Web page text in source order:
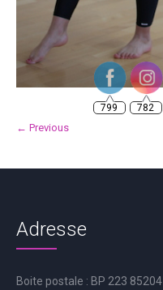
← Previous
Adresse
Boite postale : BP 223 85204
799 782